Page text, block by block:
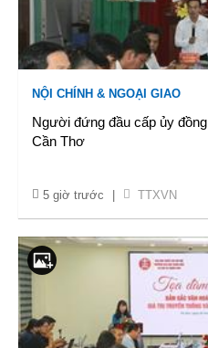
NỘI CHÍNH & NGOẠI GIAO
Người đứng đầu cấp ủy
Cần Thơ
5 giờ trước TTXVN